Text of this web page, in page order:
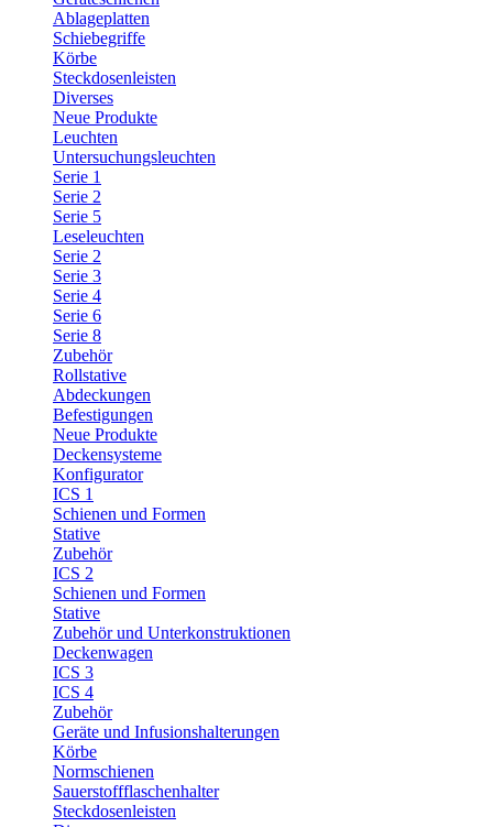
Ablageplatten
Schiebegriffe
Körbe
Steckdosenleisten
Diverses
Neue Produkte
Leuchten
Untersuchungsleuchten
Serie 1
Serie 2
Serie 5
Leseleuchten
Serie 2
Serie 3
Serie 4
Serie 6
Serie 8
Zubehör
Rollstative
Abdeckungen
Befestigungen
Neue Produkte
Deckensysteme
Konfigurator
ICS 1
Schienen und Formen
Stative
Zubehör
ICS 2
Schienen und Formen
Stative
Zubehör und Unterkonstruktionen
Deckenwagen
ICS 3
ICS 4
Zubehör
Geräte und Infusionshalterungen
Körbe
Normschienen
Sauerstoffflaschenhalter
Steckdosenleisten